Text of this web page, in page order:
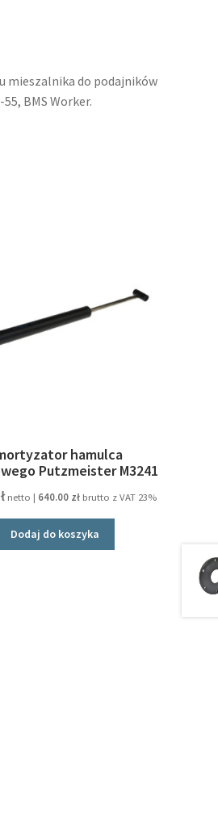
mieszalnika do podajników
BMS Worker.
hamulca
Putzmeister M3241
netto | 640.00 zł brutto z VAT 23%
Dodaj do koszyka